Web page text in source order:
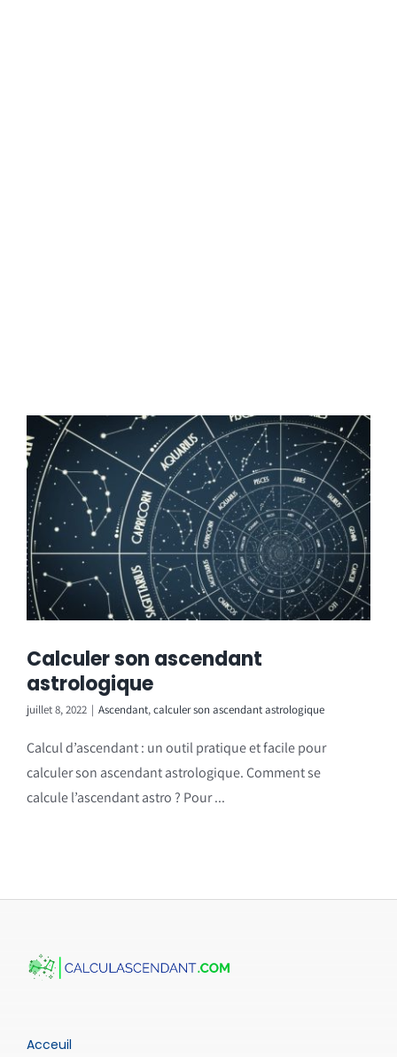
Calculer son ascendant
astrologique
juillet 8, 2022 | Ascendant,calculer son ascendant astrologique
Calcul d’ascendant : un outil pratique et facile pour
calculer son ascendant astrologique. Comment se
calcule l’ascendant astro ? Pour ...
Acceuil